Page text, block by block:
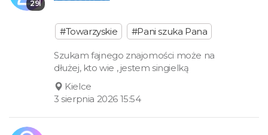
29l
#Towarzyskie #Pani szuka Pana
Szukam fajnego znajomości może na
dłużej, kto wie , jestem singielką
Kielce
3 sierpnia 2026 15:54